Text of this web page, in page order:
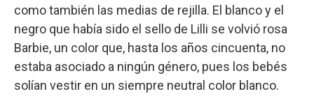
como también las medias de rejilla. El blanco y el
negro que había sido el sello de Lilli se volvió rosa
Barbie, un color que, hasta los años cincuenta, no
estaba asociado a ningún género, pues los bebés
solían vestir en un siempre neutral color blanco.